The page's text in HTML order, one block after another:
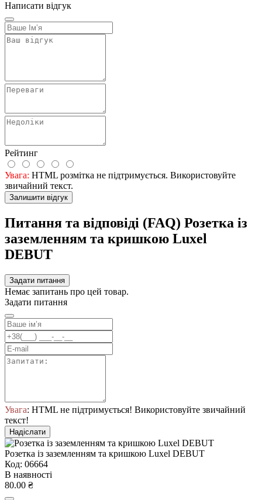
Написати відгук
Рейтинг
Увага: HTML розмітка не підтримується. Використовуйте
звичайний текст.
Залишити відгук
Питання та відповіді (FAQ) Розетка із
заземленням та кришкою Luxel
DEBUT
Задати питання
Немає запитань про цей товар.
Задати питання
Увага: HTML не підтримується! Використовуйте звичайний
текст!
Надіслати
Розетка із заземленням та кришкою Luxel DEBUT
Код: 06664
В наявності
80.00 ₴